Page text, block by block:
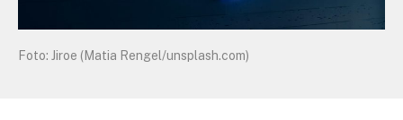
Foto: Jiroe (Matia Rengel/unsplash.com)